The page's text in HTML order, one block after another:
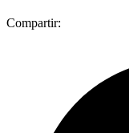
Compartir: